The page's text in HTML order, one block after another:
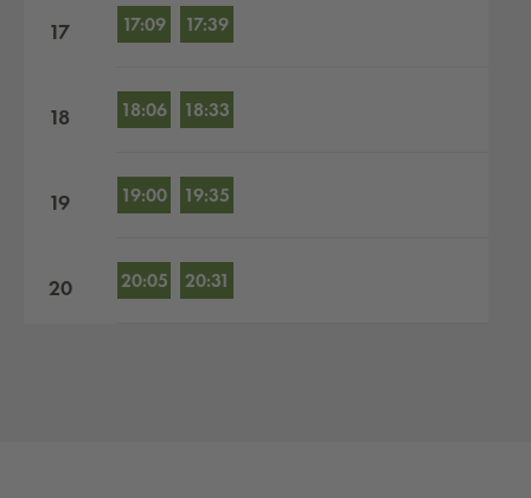
17 17:09 17:39
18 18:06 18:33
19 19:00 19:35
20 20:05 20:31